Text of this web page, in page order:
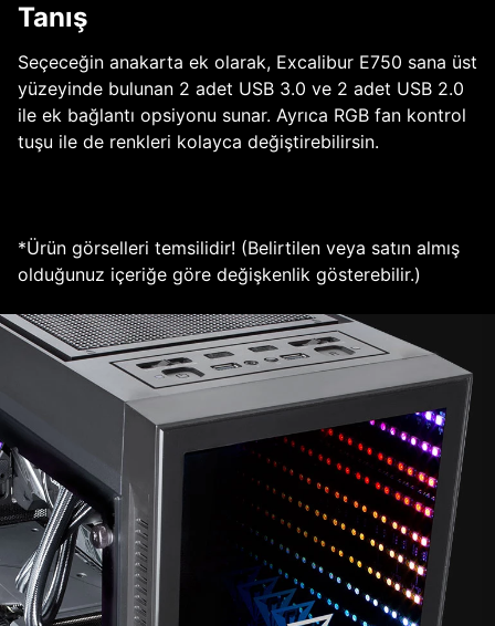
Tanış
Seçeceğin anakarta ek olarak, Excalibur E750 sana üst
yüzeyinde bulunan 2 adet USB 3.0 ve 2 adet USB 2.0
ile ek bağlantı opsiyonu sunar. Ayrıca RGB fan kontrol
tuşu ile de renkleri kolayca değiştirebilirsin.
*Ürün görselleri temsilidir! (Belirtilen veya satın almış
olduğunuz içeriğe göre değişkenlik gösterebilir.)